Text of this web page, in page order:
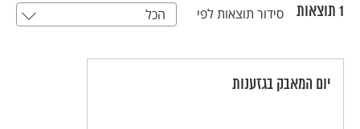
כל האתר
1 תוצאות סידור תוצאות לפי הכל
יום המאבק בגזענות